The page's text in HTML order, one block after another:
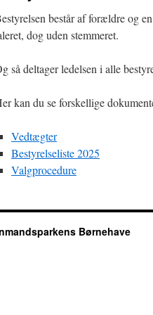
består af forældre og
dog uden stemmeret.
så deltager ledelsen i alle
kan du se forskellige
Vedtægter
Bestyrelseliste 2025
Valgprocedure
Børnehave